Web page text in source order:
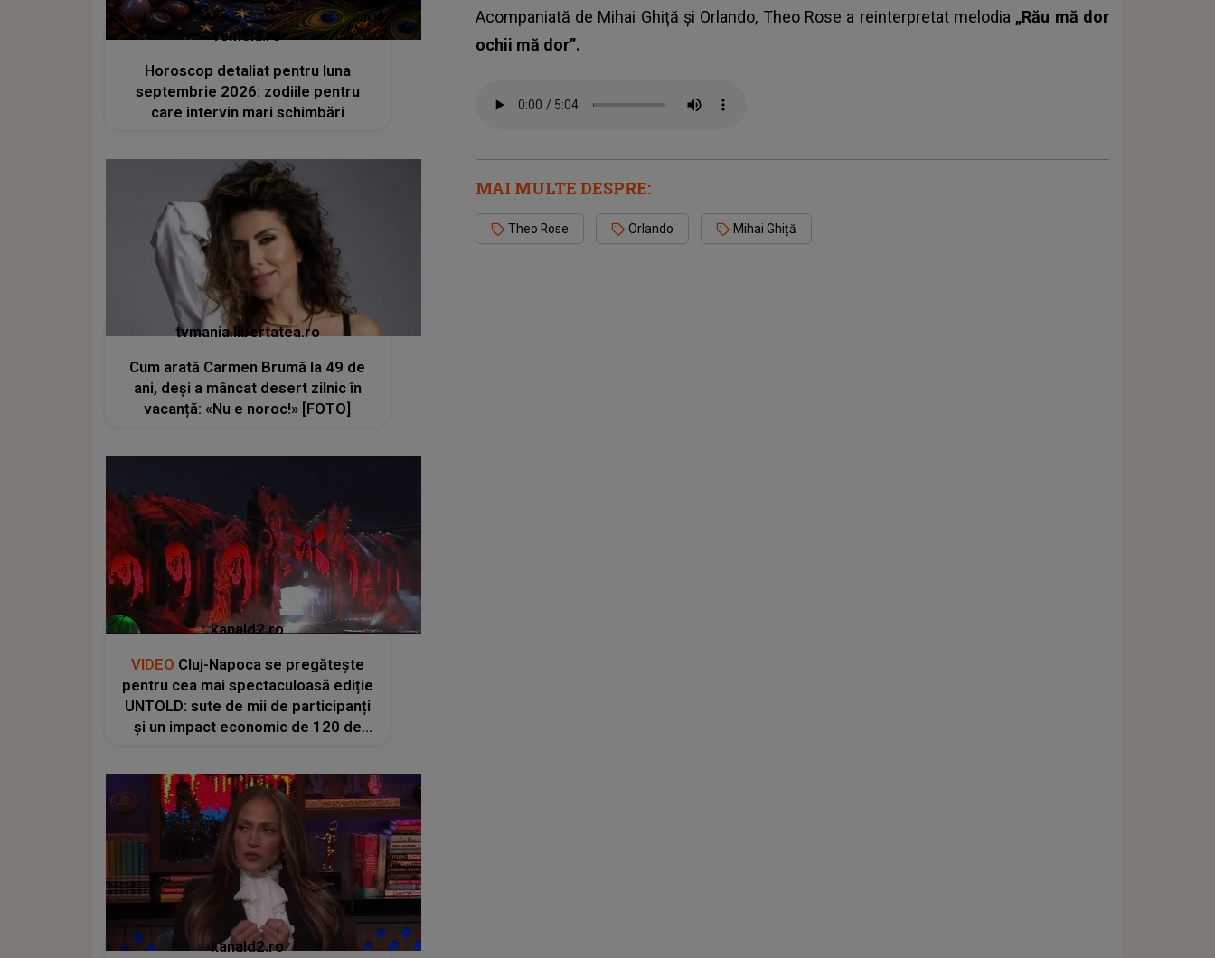
Acompaniată de Mihai Ghiță și Orlando, Theo Rose a reinterpretat melodia „Rău mă dor
ochii mă dor”.
MAI MULTE DESPRE:
Theo Rose Orlando Mihai Ghiță
femeia.ro
Horoscop detaliat pentru luna
septembrie 2026: zodiile pentru
care intervin mari schimbări
tvmania.libertatea.ro
Cum arată Carmen Brumă la 49 de
ani, deși a mâncat desert zilnic în
vacanță: «Nu e noroc!» [FOTO]
kanald2.ro
VIDEO Cluj-Napoca se pregătește
pentru cea mai spectaculoasă ediție
UNTOLD: sute de mii de participanți
și un impact economic de 120 de
kanald2.ro